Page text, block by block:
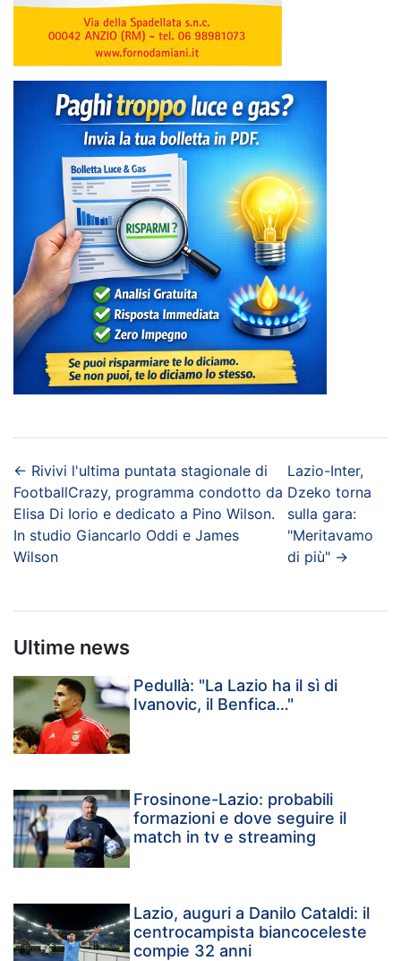
← Rivivi l'ultima puntata stagionale di
FootballCrazy, programma condotto da
Elisa Di Iorio e dedicato a Pino Wilson.
In studio Giancarlo Oddi e James
Wilson
Lazio-Inter,
Dzeko torna
sulla gara:
"Meritavamo
di più"→
Ultime news
Pedullà: "La Lazio ha il sì di
Ivanovic, il Benfica…"
Frosinone-Lazio: probabili
formazioni e dove seguire il
match in tv e streaming
Lazio, auguri a Danilo Cataldi: il
centrocampista biancoceleste
compie 32 anni